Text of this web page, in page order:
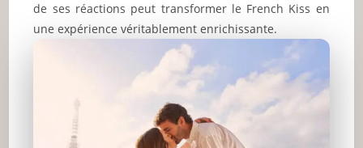
de ses réactions peut transformer le French Kiss en
une expérience véritablement enrichissante.